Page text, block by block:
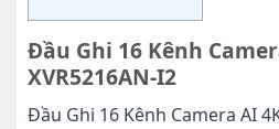
Đầu Ghi 16 Kênh
XVR5216AN-I2
Đầu Ghi 16 Kênh Camera AI